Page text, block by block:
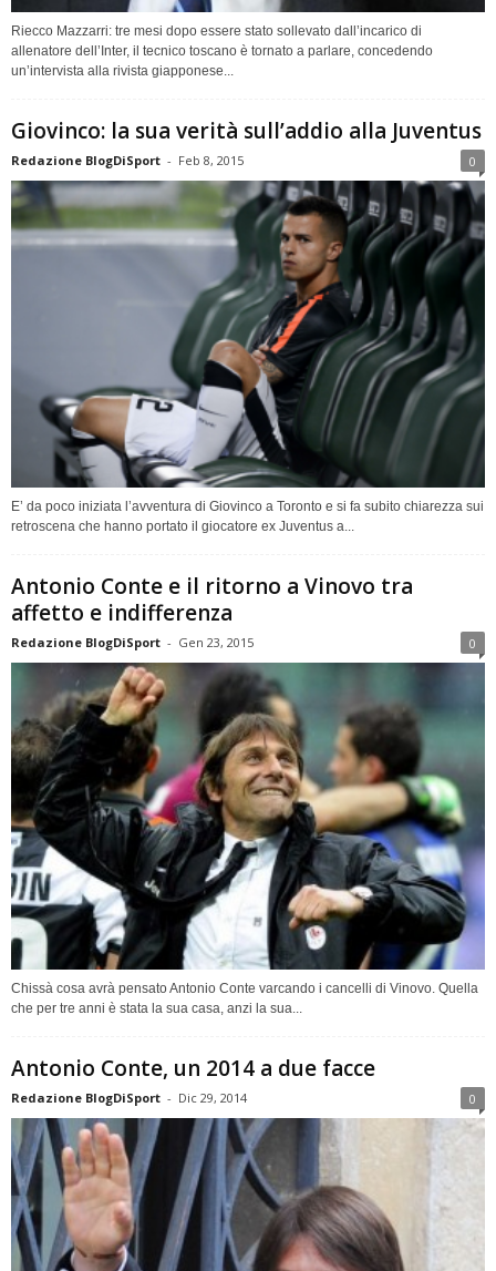
Riecco Mazzarri: tre mesi dopo essere stato sollevato dall’incarico di
allenatore dell’Inter, il tecnico toscano è tornato a parlare, concedendo
un’intervista alla rivista giapponese...
Giovinco: la sua verità sull’addio alla Juventus
Redazione BlogDiSport - Feb 8, 2015 0
E’ da poco iniziata l’avventura di Giovinco a Toronto e si fa subito chiarezza sui
retroscena che hanno portato il giocatore ex Juventus a...
Antonio Conte e il ritorno a Vinovo tra
affetto e indifferenza
Redazione BlogDiSport - Gen 23, 2015 0
Chissà cosa avrà pensato Antonio Conte varcando i cancelli di Vinovo. Quella
che per tre anni è stata la sua casa, anzi la sua...
Antonio Conte, un 2014 a due facce
Redazione BlogDiSport - Dic 29, 2014 0